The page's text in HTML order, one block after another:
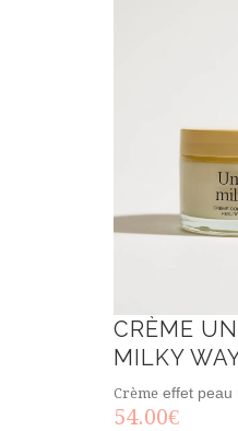
CRÈME
MILKY
Crèmeeffet peau
54.00€